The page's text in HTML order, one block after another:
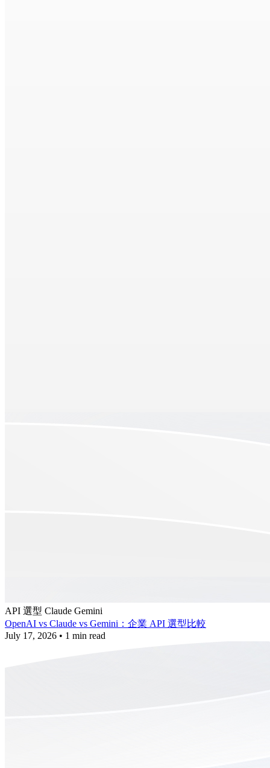
API 選型 Claude Gemini
OpenAI vs Claude vs Gemini：企業 API 選型比較
July 17, 2026 • 1 min read